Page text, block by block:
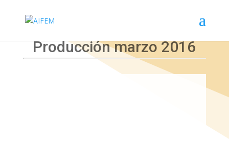
Producción marzo 2016